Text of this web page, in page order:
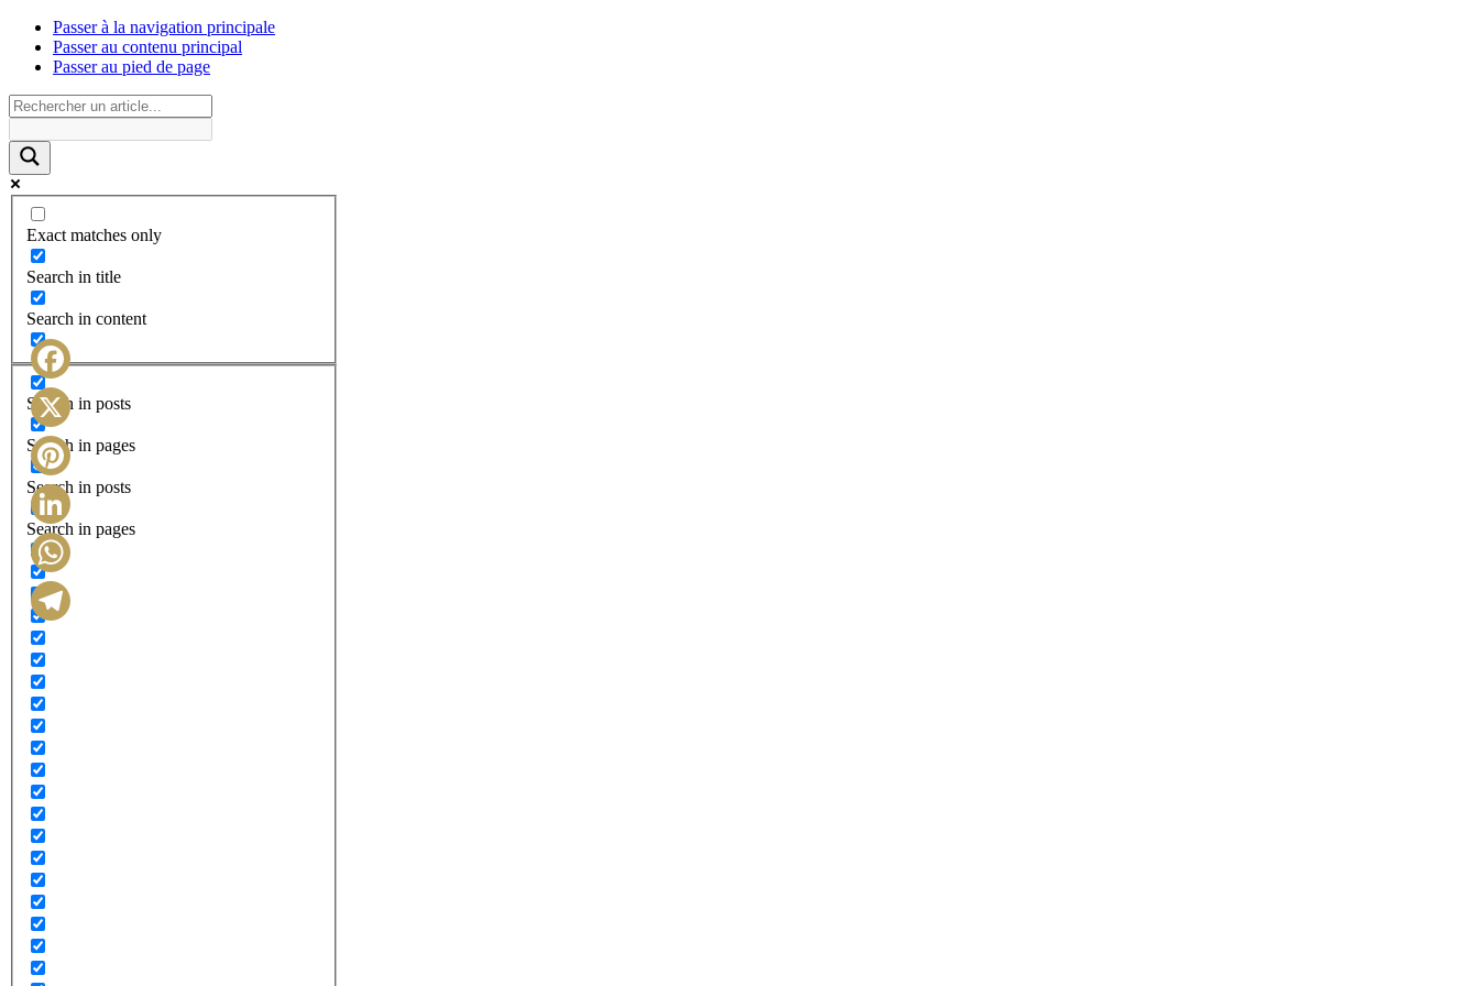
Passer à la navigation principale
Passer au contenu principal
Passer au pied de page
Exact matches only
Search in title
Search in content
Search in posts
Search in pages
Search in posts
Search in pages
Facebook
X
Pinterest
LinkedIn
WhatsApp
Telegram